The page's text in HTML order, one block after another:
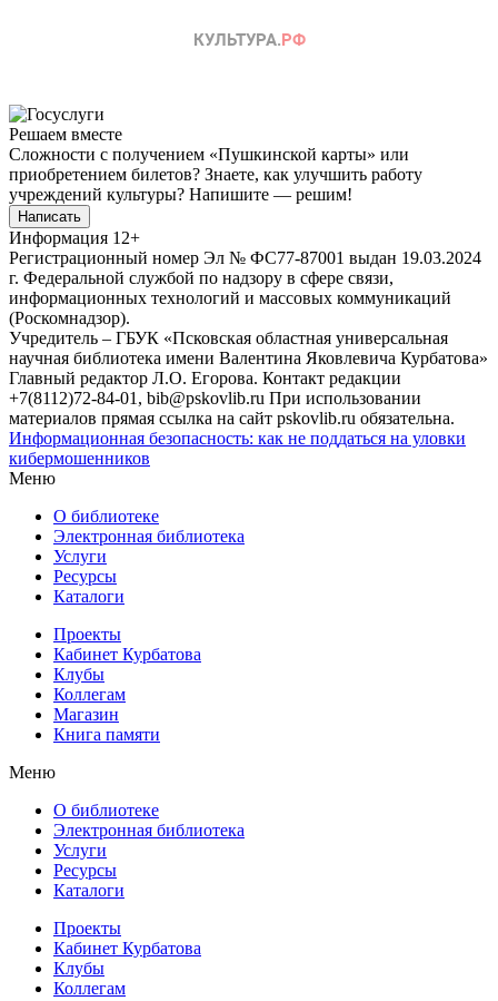
Решаем вместе
Сложности с получением «Пушкинской карты» или
приобретением билетов? Знаете, как улучшить работу
учреждений культуры? Напишите — решим!
Написать
Информация 12+
Регистрационный номер Эл № ФС77-87001 выдан 19.03.2024
г. Федеральной службой по надзору в сфере связи,
информационных технологий и массовых коммуникаций
(Роскомнадзор).
Учредитель – ГБУК «Псковская областная универсальная
научная библиотека имени Валентина Яковлевича Курбатова»
Главный редактор Л.О. Егорова. Контакт редакции
+7(8112)72-84-01, bib@pskovlib.ru При использовании
материалов прямая ссылка на сайт pskovlib.ru обязательна.
Информационная безопасность: как не поддаться на уловки
кибермошенников
Меню
О библиотеке
Электронная библиотека
Услуги
Ресурсы
Каталоги
Проекты
Кабинет Курбатова
Клубы
Коллегам
Магазин
Книга памяти
Меню
О библиотеке
Электронная библиотека
Услуги
Ресурсы
Каталоги
Проекты
Кабинет Курбатова
Клубы
Коллегам